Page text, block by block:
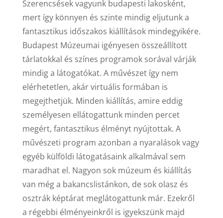
Szerencsések vagyunk budapesti lakosként,
mert így könnyen és szinte mindig eljutunk a
fantasztikus időszakos kiállítások mindegyikére.
Budapest Múzeumai igényesen összeállított
tárlatokkal és színes programok sorával várják
mindig a látogatókat. A művészet így nem
elérhetetlen, akár virtuális formában is
megejthetjük. Minden kiállítás, amire eddig
személyesen ellátogattunk minden percet
megért, fantasztikus élményt nyújtottak. A
művészeti program azonban a nyaralások vagy
egyéb külföldi látogatásaink alkalmával sem
maradhat el. Nagyon sok múzeum és kiállítás
van még a bakancslistánkon, de sok olasz és
osztrák képtárat meglátogattunk már. Ezekről
a régebbi élményeinkről is igyekszünk majd